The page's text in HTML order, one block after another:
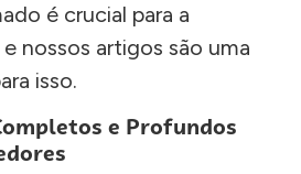
é crucial para a
nossos artigos são uma
isso.
e Profundos